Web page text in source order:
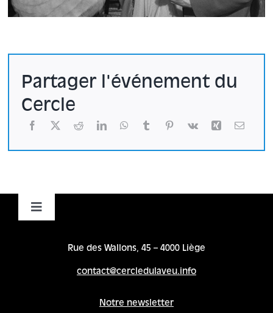
Partager l'événement du
Cercle
Toggle
Rue des Wallons, 45 – 4000 Liège
contact@cercledulaveu.info
Notre newsletter